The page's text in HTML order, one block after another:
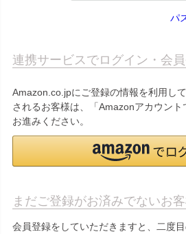
パ
連携サービスでログイン・会
Amazon.co.jpにご登録の情報を利用し
されるお客様は、「Amazonアカウント
お進みください。
まだご登録がお済みでないお
会員登録をしていただきますと、二度